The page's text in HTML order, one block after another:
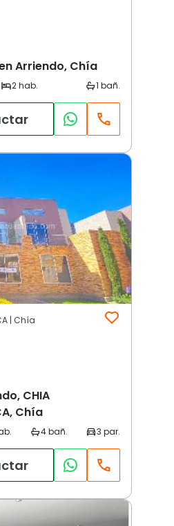
Arriendo, Chía
| Chía
CHIA
Chía